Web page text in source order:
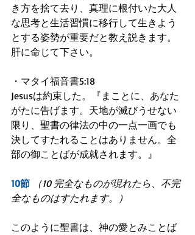
き方を捨て去り、真理に根付いた大人
な思考と生活習慣に移行して生きよう
とする姿勢が重要だと教え説きます。
肝に命じて下さい。
・マタイ福音書5:18
Jesusは約束した。『まことに、あなた
がたに告げます。天地が滅びうせない
限り、聖書の律法の中の一点一画でも
決してすたれることはありません。全
部の御ことばが成就されます。』
10節
（10 完全なものが現れたら、不完
全なものはすたれます。）
このように聖書は、神の愛とみことば